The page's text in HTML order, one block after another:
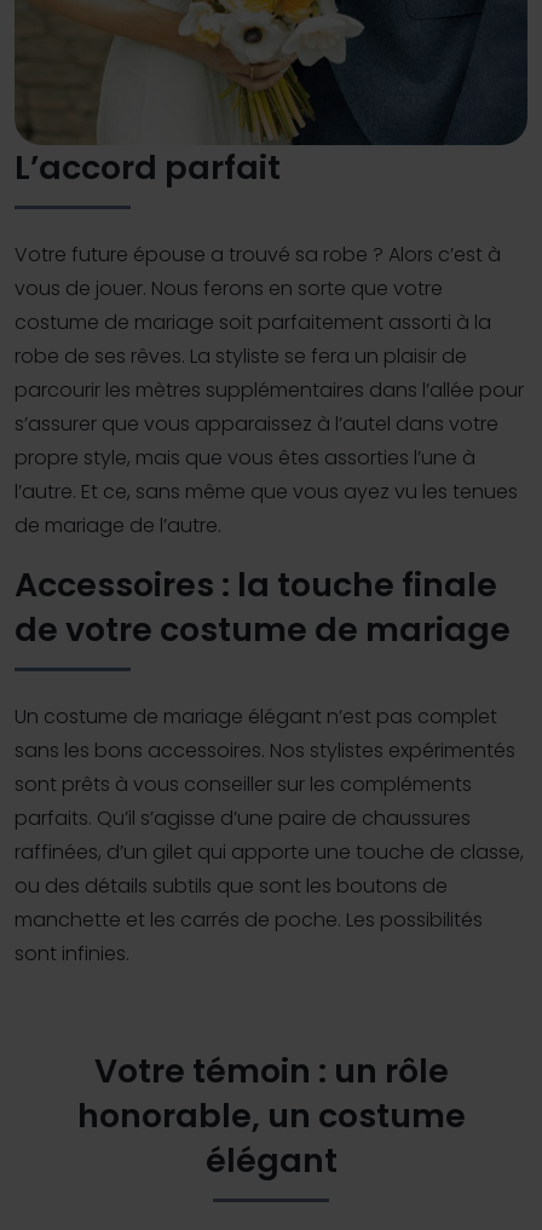
L’accord parfait
Votre future épouse a trouvé sa robe ? Alors c’est à
vous de jouer. Nous ferons en sorte que votre
costume de mariage soit parfaitement assorti à la
robe de ses rêves. La styliste se fera un plaisir de
parcourir les mètres supplémentaires dans l’allée pour
s’assurer que vous apparaissez à l’autel dans votre
propre style, mais que vous êtes assorties l’une à
l’autre. Et ce, sans même que vous ayez vu les tenues
de mariage de l’autre.
Accessoires : la touche finale
de votre costume de mariage
Un costume de mariage élégant n’est pas complet
sans les bons accessoires. Nos stylistes expérimentés
sont prêts à vous conseiller sur les compléments
parfaits. Qu’il s’agisse d’une paire de chaussures
raffinées, d’un gilet qui apporte une touche de classe,
ou des détails subtils que sont les boutons de
manchette et les carrés de poche. Les possibilités
sont infinies.
Votre témoin : un rôle
honorable, un costume
élégant